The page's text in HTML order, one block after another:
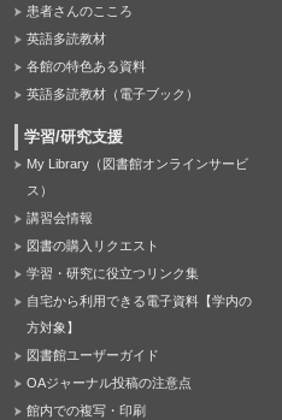
患者さんのこころ
英語多読教材
各館の特色ある資料
英語多読教材（電子ブック）
学習/研究支援
My Library（図書館オンラインサービ
ス）
講習会情報
図書の購入リクエスト
学習・研究に役立つリンク集
自宅から利用できる電子資料【学内の
方対象】
図書館ユーザーガイド
OAジャーナル投稿の注意点
館内での複写・印刷